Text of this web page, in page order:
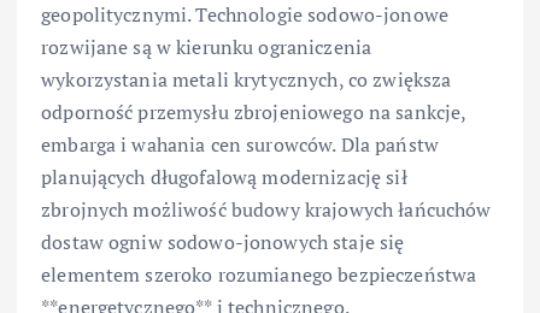
geopolitycznymi. Technologie sodowo-jonowe
rozwijane są w kierunku ograniczenia
wykorzystania metali krytycznych, co zwiększa
odporność przemysłu zbrojeniowego na sankcje,
embarga i wahania cen surowców. Dla państw
planujących długofalową modernizację sił
zbrojnych możliwość budowy krajowych łańcuchów
dostaw ogniw sodowo-jonowych staje się
elementem szeroko rozumianego bezpieczeństwa
**energetycznego** i technicznego.